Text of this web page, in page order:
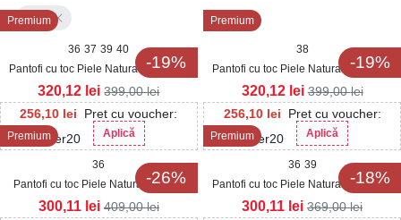
4CM
Premium
-19%
36 37 39 40
Pantofi cu toc Piele Naturala Intoarsa
Bej Luxanna
256,10 lei
Pret cu voucher:
Her20
Aplică
320,12 lei 399,00lei
Premium
-19%
38
Pantofi cu toc Piele Naturala Intoarsa
Maro Luxanna
256,10 lei
Pret cu voucher:
Her20
Aplică
320,12 lei 399,00lei
Premium
-26%
36
Pantofi cu toc Piele Naturala Negru
Yanila
300,11 lei 409,00lei
Premium
-18%
36 39
Pantofi cu toc Piele Naturala Intoarsa
Negru Maryna
300,11 lei 369,00lei